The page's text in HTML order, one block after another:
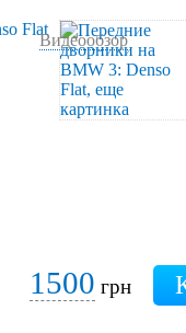
Видеообзор
1500 грн